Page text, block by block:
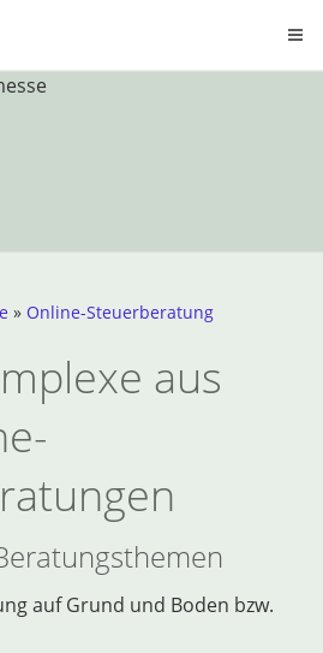
» Online-Steuerberatung
aus
auf Grund und Boden bzw.